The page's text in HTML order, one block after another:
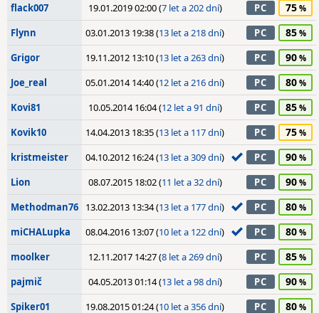
flack007 19.01.2019 02:00 (7 let a 202 dní) PC 75
Flynn 03.01.2013 19:38 (13 let a 218 dní) PC 85
Grigor 19.11.2012 13:10 (13 let a 263 dní) PC 90
Joe_real 05.01.2014 14:40 (12 let a 216 dní) PC 80
Kovi81 10.05.2014 16:04 (12 let a 91 dní) PC 85
Kovik10 14.04.2013 18:35 (13 let a 117 dní) PC 75
kristmeister 04.10.2012 16:24 (13 let a 309 dní) PC 90
Lion 08.07.2015 18:02 (11 let a 32 dní) PC 90
Methodman76 13.02.2013 13:34 (13 let a 177 dní) PC 80
miCHALupka 08.04.2016 13:07 (10 let a 122 dní) PC 80
moolker 12.11.2017 14:27 (8 let a 269 dní) PC 85
pajmič 04.05.2013 01:14 (13 let a 98 dní) PC 90
Spiker01 19.08.2015 01:24 (10 let a 356 dní) PC 80